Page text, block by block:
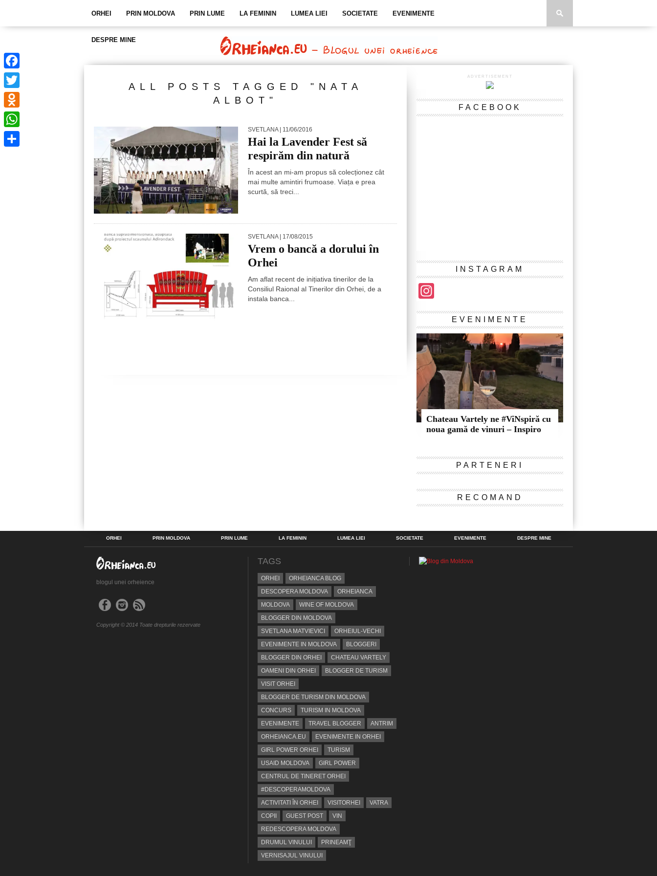
ORHEI PRIN MOLDOVA PRIN LUME LA FEMININ LUMEA LIEI SOCIETATE EVENIMENTE
DESPRE MINE
ALL POSTS TAGGED "NATA
ALBOT"
SVETLANA| 11/06/2016
Hai la Lavender Fest să
respirăm din natură
În acest an mi-am propus să colecționez cât
mai multe amintiri frumoase. Viața e prea
scurtă, să treci...
SVETLANA| 17/08/2015
Vrem o bancă a dorului în
Orhei
Am aflat recent de inițiativa tinerilor de la
Consiliul Raional al Tinerilor din Orhei, de a
instala banca...
ADVERTISEMENT
FACEBOOK
INSTAGRAM
EVENIMENTE
Chateau Vartely ne #ViNspiră cu
noua gamă de vinuri – Inspiro
PARTENERI
RECOMAND
ORHEI PRIN MOLDOVA PRIN LUME LA FEMININ LUMEA LIEI SOCIETATE EVENIMENTE DESPRE MINE
blogul unei orheience
Copyright © 2014 Toate drepturile rezervate
TAGS
ORHEI
ORHEIANCA BLOG
DESCOPERA MOLDOVA
ORHEIANCA
MOLDOVA
WINE OF MOLDOVA
BLOGGER DIN MOLDOVA
SVETLANA MATVIEVICI
ORHEIUL-VECHI
EVENIMENTE IN MOLDOVA
BLOGGERI
BLOGGER DIN ORHEI
CHATEAU VARTELY
OAMENI DIN ORHEI
BLOGGER DE TURISM
VISIT ORHEI
BLOGGER DE TURISM DIN MOLDOVA
CONCURS
TURISM IN MOLDOVA
EVENIMENTE
TRAVEL BLOGGER
ANTRIM
ORHEIANCA.EU
EVENIMENTE IN ORHEI
GIRL POWER ORHEI
TURISM
USAID MOLDOVA
GIRL POWER
CENTRUL DE TINERET ORHEI
#DESCOPERAMOLDOVA
ACTIVITATI ÎN ORHEI
VISITORHEI
VATRA
COPII
GUEST POST
VIN
REDESCOPERA MOLDOVA
DRUMUL VINULUI
PRINEAMŢ
VERNISAJUL VINULUI
Facebook
Twitter
Odnoklassniki
WhatsApp